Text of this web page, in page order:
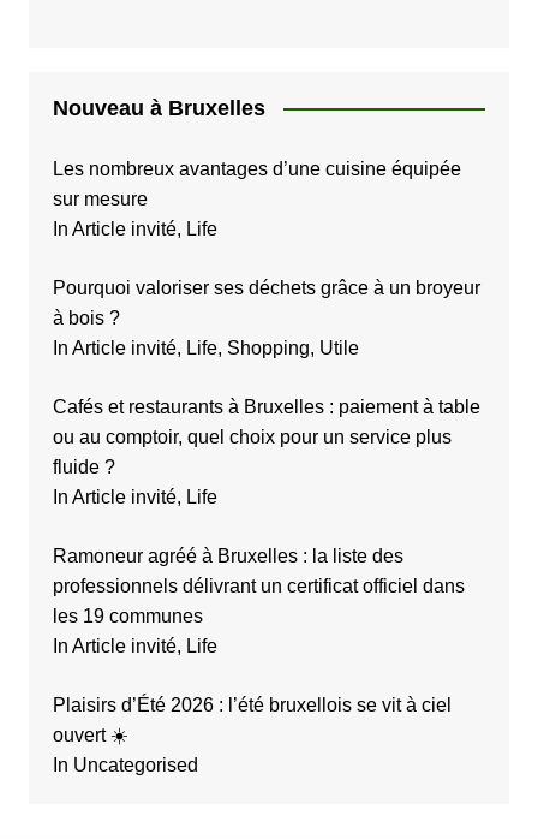
Nouveau à Bruxelles
Les nombreux avantages d’une cuisine équipée
sur mesure
In Article invité, Life
Pourquoi valoriser ses déchets grâce à un broyeur
à bois ?
In Article invité, Life, Shopping, Utile
Cafés et restaurants à Bruxelles : paiement à table
ou au comptoir, quel choix pour un service plus
fluide ?
In Article invité, Life
Ramoneur agréé à Bruxelles : la liste des
professionnels délivrant un certificat officiel dans
les 19 communes
In Article invité, Life
Plaisirs d’Été 2026 : l’été bruxellois se vit à ciel
ouvert ☀️
In Uncategorised